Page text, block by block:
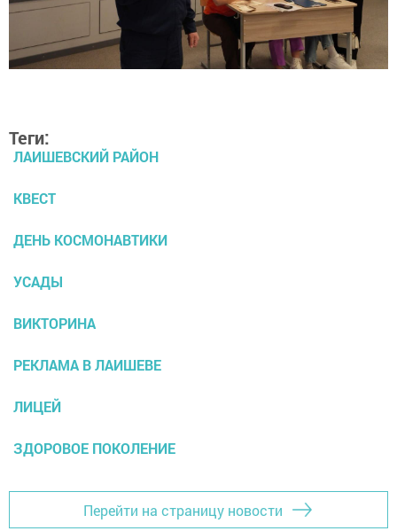
Теги:
ЛАИШЕВСКИЙ РАЙОН
КВЕСТ
ДЕНЬ КОСМОНАВТИКИ
УСАДЫ
ВИКТОРИНА
РЕКЛАМА В ЛАИШЕВЕ
ЛИЦЕЙ
ЗДОРОВОЕ ПОКОЛЕНИЕ
Перейти на страницу новости